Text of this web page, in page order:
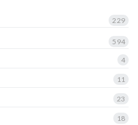
229
594
4
11
23
18